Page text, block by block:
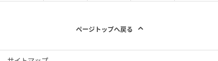
FUDGE vol.275 2026年6月号より
元記事で読む
ページトップへ戻る